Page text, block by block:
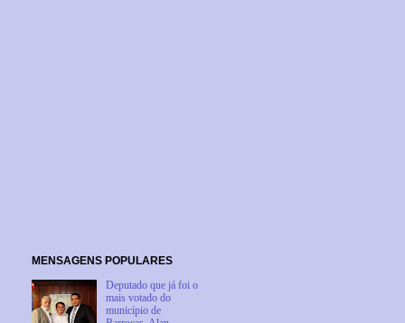
MENSAGENS POPULARES
Deputado que já foi o
mais votado do
município de